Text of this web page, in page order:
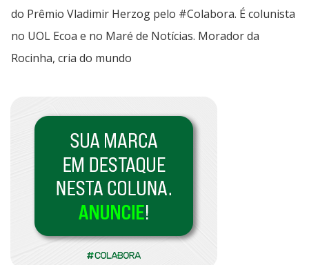
do Prêmio Vladimir Herzog pelo #Colabora. É colunista
no UOL Ecoa e no Maré de Notícias. Morador da
Rocinha, cria do mundo